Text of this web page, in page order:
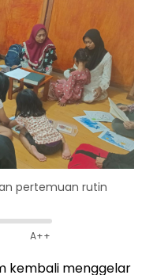
pertemuan rutin
A++
kembali menggelar